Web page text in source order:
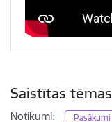
Saistītas tēmas
Notikumi: Pasākumi